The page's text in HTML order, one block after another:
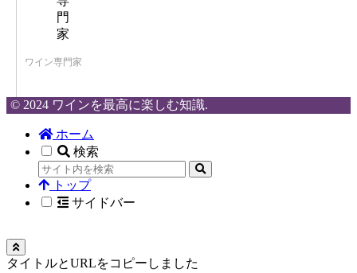
ワイン専門家
© 2024 ワインを最高に楽しむ知識.
ホーム
検索
トップ
サイドバー
タイトルとURLをコピーしました